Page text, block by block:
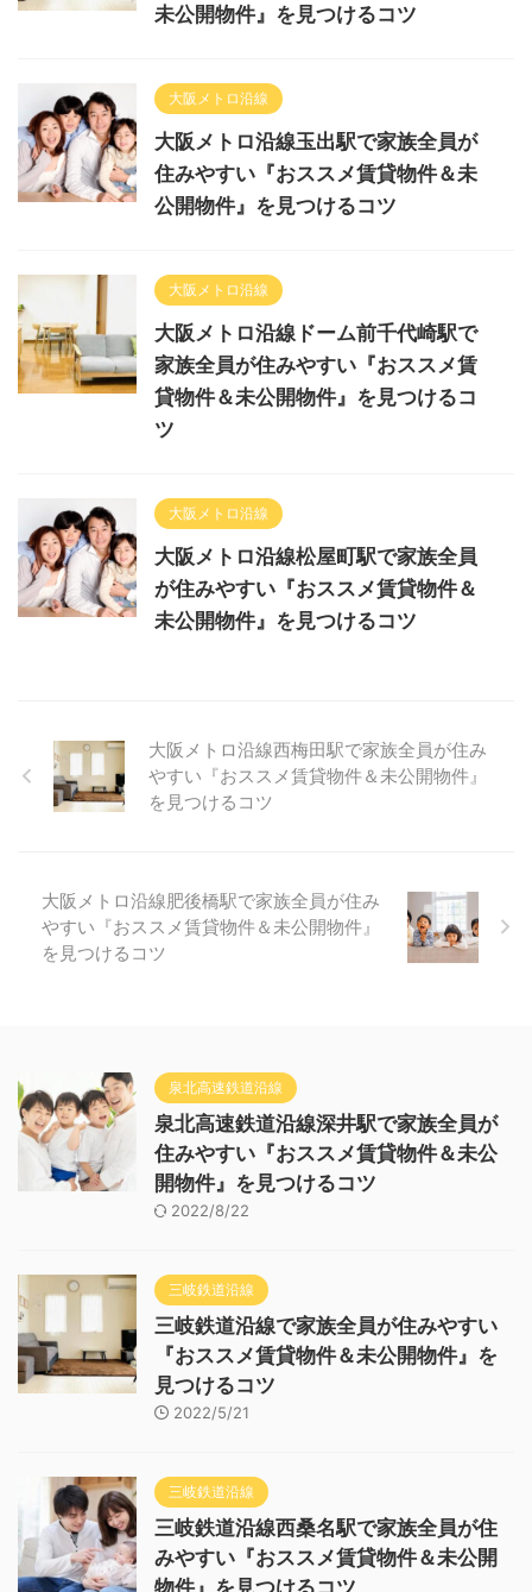
未公開物件』を見つけるコツ
大阪メトロ沿線
大阪メトロ沿線玉出駅で家族全員が
住みやすい『おススメ賃貸物件＆未
公開物件』を見つけるコツ
大阪メトロ沿線
大阪メトロ沿線ドーム前千代崎駅で
家族全員が住みやすい『おススメ賃
貸物件＆未公開物件』を見つけるコ
ツ
大阪メトロ沿線
大阪メトロ沿線松屋町駅で家族全員
が住みやすい『おススメ賃貸物件＆
未公開物件』を見つけるコツ
大阪メトロ沿線西梅田駅で家族全員が住み
やすい『おススメ賃貸物件＆未公開物件』
を見つけるコツ
大阪メトロ沿線肥後橋駅で家族全員が住み
やすい『おススメ賃貸物件＆未公開物件』
を見つけるコツ
泉北高速鉄道沿線
泉北高速鉄道沿線深井駅で家族全員が
住みやすい『おススメ賃貸物件＆未公
開物件』を見つけるコツ
2022/8/22
三岐鉄道沿線
三岐鉄道沿線で家族全員が住みやすい
『おススメ賃貸物件＆未公開物件』を
見つけるコツ
2022/5/21
三岐鉄道沿線
三岐鉄道沿線西桑名駅で家族全員が住
みやすい『おススメ賃貸物件＆未公開
物件』を見つけるコツ